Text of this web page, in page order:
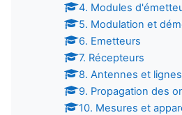
4. Modules
5. Modulation et
6. Emetteurs
7. Récepteurs
8. Antennes et
9. Propagation des
10. Mesures et